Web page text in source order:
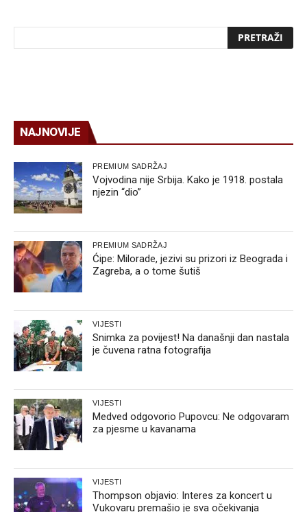
NAJNOVIJE
PREMIUM SADRŽAJ
Vojvodina nije Srbija. Kako je 1918. postala
njezin “dio”
PREMIUM SADRŽAJ
Ćipe: Milorade, jezivi su prizori iz Beograda i
Zagreba, a o tome šutiš
VIJESTI
Snimka za povijest! Na današnji dan nastala
je čuvena ratna fotografija
VIJESTI
Medved odgovorio Pupovcu: Ne odgovaram
za pjesme u kavanama
VIJESTI
Thompson objavio: Interes za koncert u
Vukovaru premašio je sva očekivanja